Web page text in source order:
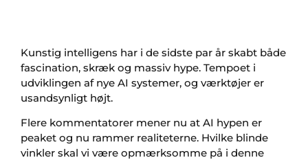
Kunstig intelligens har i de sidste par år skabt både
fascination, skræk og massiv hype. Tempoet i
udviklingen af nye AI systemer, og værktøjer er
usandsynligt højt.
Flere kommentatorer mener nu at AI hypen er
peaket og nu rammer realiteterne. Hvilke blinde
vinkler skal vi være opmærksomme på i denne